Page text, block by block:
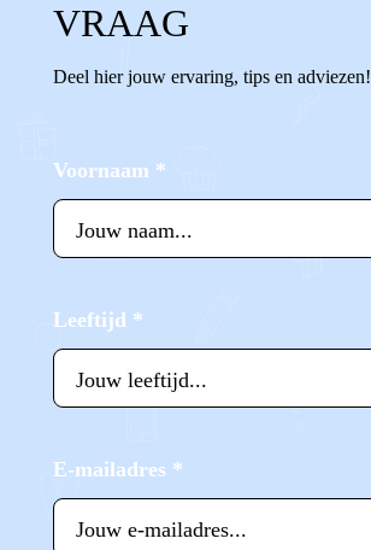
VRAAG
Deel hier jouw ervaring, tips en adviezen!
Voornaam *
Leeftijd *
E-mailadres *